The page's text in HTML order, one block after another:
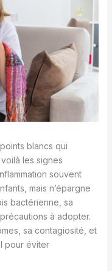
blancs qui
les signes
souvent
mais n’épargne
bactérienne, sa
à adopter.
sa contagiosité, et
pour éviter